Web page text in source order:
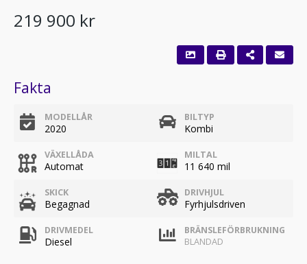
219 900 kr
Fakta
MODELLÅR
2020
BILTYP
Kombi
VÄXELLÅDA
Automat
MILTAL
11 640 mil
SKICK
Begagnad
DRIVHJUL
Fyrhjulsdriven
DRIVMEDEL
Diesel
BRÄNSLEFÖRBRUKNING
BLANDAD